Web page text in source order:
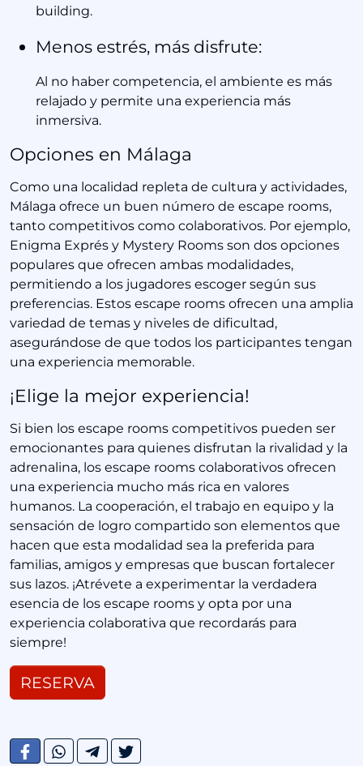
building.
Menos estrés, más disfrute:
Al no haber competencia, el ambiente es más
relajado y permite una experiencia más
inmersiva.
Opciones en Málaga
Como una localidad repleta de cultura y actividades,
Málaga ofrece un buen número de escape rooms,
tanto competitivos como colaborativos. Por ejemplo,
Enigma Exprés y Mystery Rooms son dos opciones
populares que ofrecen ambas modalidades,
permitiendo a los jugadores escoger según sus
preferencias. Estos escape rooms ofrecen una amplia
variedad de temas y niveles de dificultad,
asegurándose de que todos los participantes tengan
una experiencia memorable.
¡Elige la mejor experiencia!
Si bien los escape rooms competitivos pueden ser
emocionantes para quienes disfrutan la rivalidad y la
adrenalina, los escape rooms colaborativos ofrecen
una experiencia mucho más rica en valores
humanos. La cooperación, el trabajo en equipo y la
sensación de logro compartido son elementos que
hacen que esta modalidad sea la preferida para
familias, amigos y empresas que buscan fortalecer
sus lazos. ¡Atrévete a experimentar la verdadera
esencia de los escape rooms y opta por una
experiencia colaborativa que recordarás para
siempre!
RESERVA